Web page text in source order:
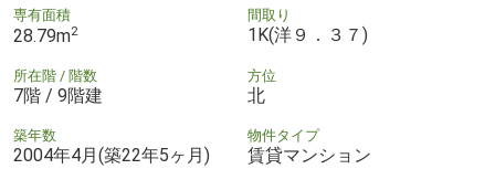
専有面積
28.79m2
間取り
1K(洋９．３７)
所在階 / 階数
7階 / 9階建
方位
北
築年数
2004年4月(築22年5ヶ月)
物件タイプ
賃貸マンション